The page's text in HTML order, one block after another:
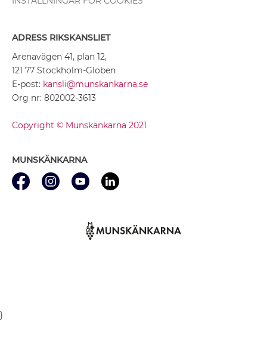
ADRESS RIKSKANSLIET
Arenavägen 41, plan 12,
121 77 Stockholm-Globen
E-post: kansli@munskankarna.se
Org nr: 802002-3613
Copyright © Munskänkarna 2021
MUNSKÄNKARNA
}